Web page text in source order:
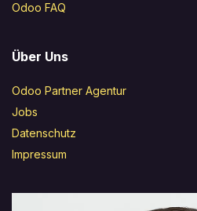
Odoo FAQ
Über Uns
Odoo Partner Agentur
Jobs
Datenschutz
Impressum